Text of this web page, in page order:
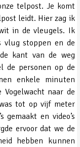
telpost. Je komt
leidt. Hier zag ik
in de vleugels. Ik
vlug stoppen en de
kant van de weg
de personen op de
enkele minuten
naar de
tot op vijf meter
gemaakt en video’s
ervoor dat we de
hebben kunnen